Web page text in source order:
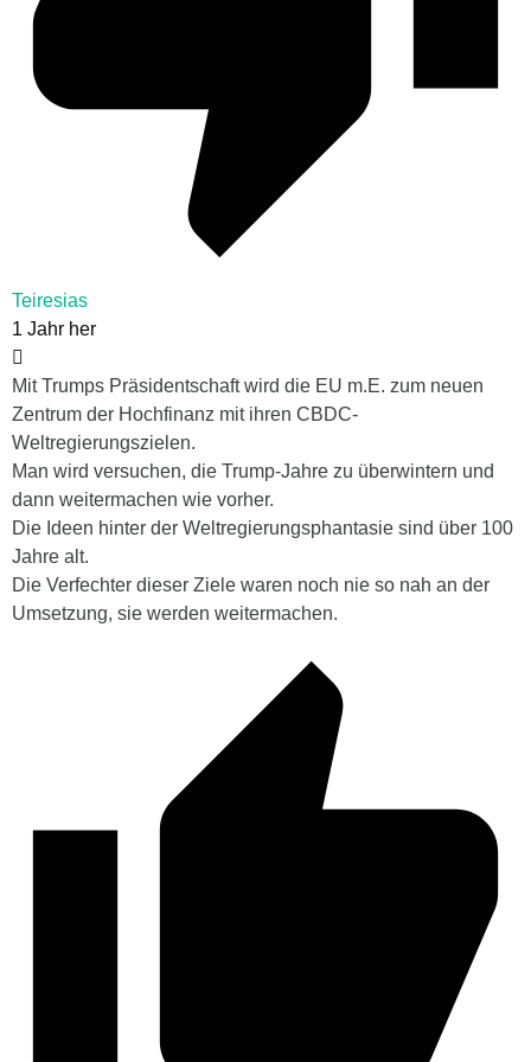
Teiresias
1 Jahr her
Mit Trumps Präsidentschaft wird die EU m.E. zum neuen
Zentrum der Hochfinanz mit ihren CBDC-
Weltregierungszielen.
Man wird versuchen, die Trump-Jahre zu überwintern und
dann weitermachen wie vorher.
Die Ideen hinter der Weltregierungsphantasie sind über 100
Jahre alt.
Die Verfechter dieser Ziele waren noch nie so nah an der
Umsetzung, sie werden weitermachen.